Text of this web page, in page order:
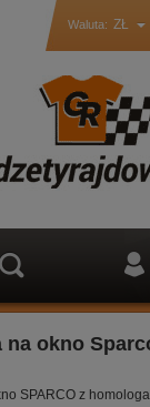
Waluta: ZŁ
na okno
SPARCO z